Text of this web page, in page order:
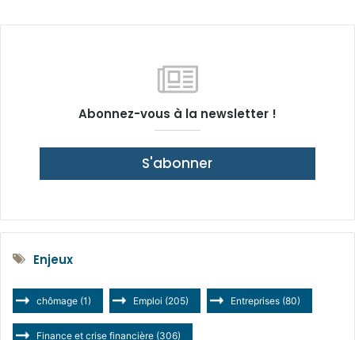
Abonnez-vous à la newsletter !
S'abonner
Enjeux
chômage (1) Emploi (205) Entreprises (80)
Finance et crise financière (306)